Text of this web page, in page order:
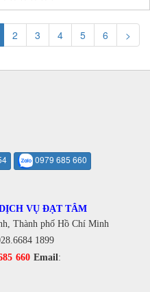
2 3 4 5 6 >
0979 685 660
VỤ ĐẠT TÂM
Thành phố Hồ Chí Minh
1899
660 Email: